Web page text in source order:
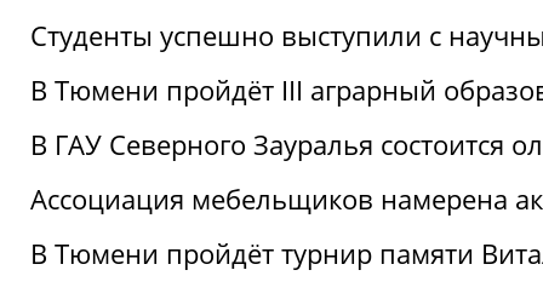
Студенты успешно выступили с
В Тюмени пройдёт III аграрный
В ГАУ Северного Зауралья состоится
Ассоциация мебельщиков намерена
В Тюмени пройдёт турнир памяти